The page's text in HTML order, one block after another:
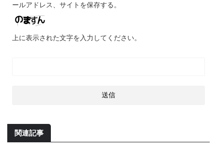
ールアドレス、サイトを保存する。
上に表示された文字を入力してください。
関連記事